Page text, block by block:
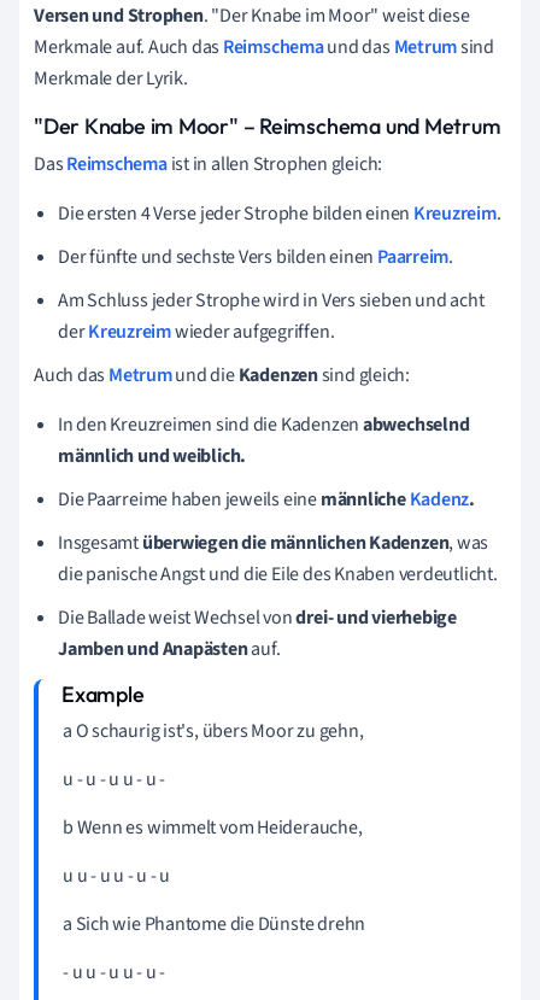
Versen und Strophen. "Der Knabe im Moor" weist diese
Merkmale auf. Auch dasReimschemaund dasMetrumsind
Merkmale der Lyrik.
"Der Knabe im Moor" – Reimschema und Metrum
DasReimschemaist in allen Strophen gleich:
Die ersten 4 Verse jeder Strophe bilden einen Kreuzreim.
Der fünfte und sechste Vers bilden einen Paarreim.
Am Schluss jeder Strophe wird in Vers sieben und acht
derKreuzreimwieder aufgegriffen.
Auch dasMetrumund dieKadenzensind gleich:
In den Kreuzreimen sind die Kadenzenabwechselnd
männlich und weiblich.
Die Paarreime haben jeweils einemännlicheKadenz.
Insgesamtüberwiegen die männlichen Kadenzen, was
die panische Angst und die Eile des Knaben verdeutlicht.
Die Ballade weist Wechsel vondrei- und vierhebige
Jamben undAnapästenauf.
a O schaurig ist's, übers Moor zu gehn,
u - u - u u - u -
b Wenn es wimmelt vom Heiderauche,
u u - u u - u - u
a Sich wie Phantome die Dünstedrehn
- u u - u u - u -